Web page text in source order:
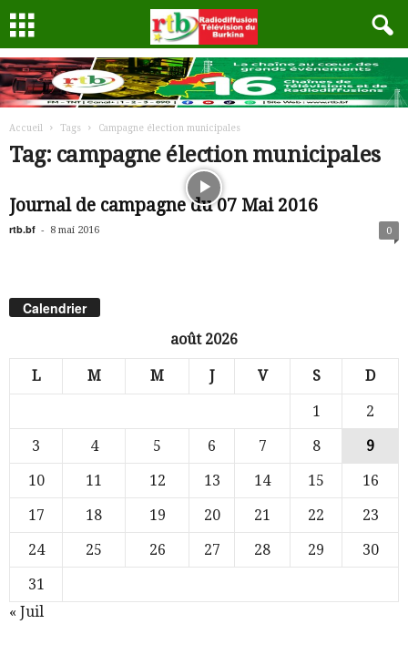
Accueil Tags Campagne élection municipales
Tag: campagne élection municipales
Journal de campagne du 07 Mai 2016
rtb.bf - 8 mai 2016 0
Calendrier
août 2026
L M M J V S D
1
2
3
4 5 6 7 8
9
10
11 12 13 14 15
16
17
18 19 20 21 22
23
24
25 26 27 28 29
30
31
« Juil